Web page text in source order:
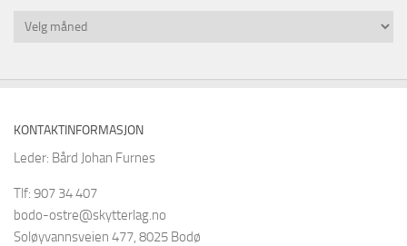
Arkiv
KONTAKTINFORMASJON
Leder: Bård Johan Furnes
Tlf: 907 34 407
bodo-ostre@skytterlag.no
Soløyvannsveien 477, 8025 Bodø